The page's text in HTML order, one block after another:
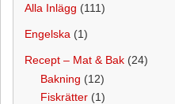
Alla Inlägg (111)
Engelska (1)
Recept – Mat & Bak (24)
Bakning (12)
Fiskrätter (1)